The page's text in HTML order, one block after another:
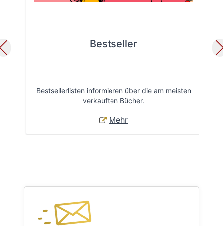
Bestseller
Bestsellerlisten informieren über die am meisten
verkauften Bücher.
Mehr